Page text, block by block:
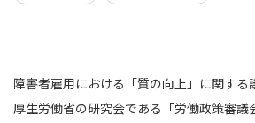
障害者雇用における「質の向上」に関する
厚生労働省の研究会である「労働政策審